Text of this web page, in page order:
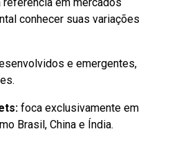
conhecer suas variações
e emergentes,
: foca exclusivamente em
Brasil, China e Índia.